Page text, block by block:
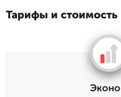
Тарифы и стоимость